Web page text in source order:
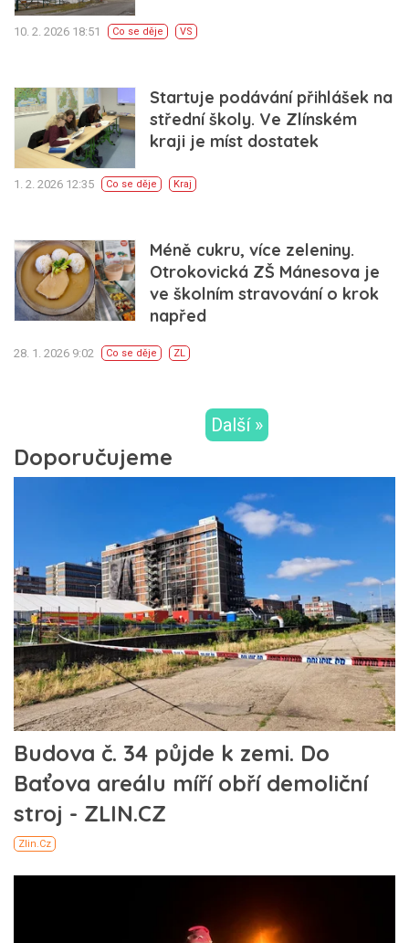
10. 2. 2026 18:51 Co se děje VS
Startuje podávání přihlášek na
střední školy. Ve Zlínském
kraji je míst dostatek
1. 2. 2026 12:35 Co se děje Kraj
Méně cukru, více zeleniny.
Otrokovická ZŠ Mánesova je
ve školním stravování o krok
napřed
28. 1. 2026 9:02 Co se děje ZL
Další »